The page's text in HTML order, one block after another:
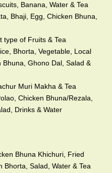
Banana, Water & Tea
Bhaji, Egg, Chicken Bhuna,
type of Fruits & Tea
Bhorta, Vegetable, Local
Ghono Dal, Salad &
Muri Makha & Tea
Chicken Bhuna/Rezala,
Drinks & Water
Bhuna Khichuri, Fried
Bhorta, Salad, Water & Tea